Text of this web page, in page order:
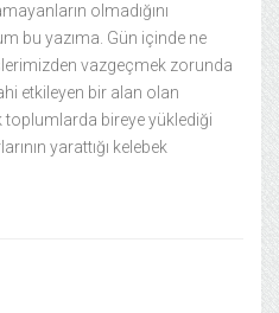
olmadığını
bu yazıma. Gün içinde ne
vazgeçmek zorunda
etkileyen bir alan olan
bireye yüklediği
yarattığı kelebek